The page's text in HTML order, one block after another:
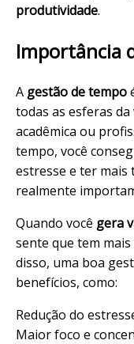
produtividade.
Importância
A gestão de tempo
todas as esferas da
acadêmica ou
tempo, você
estresse e ter mais
realmente
Quando você gera
sente que tem
disso, uma boa
benefícios, como:
Redução do
Maior foco e